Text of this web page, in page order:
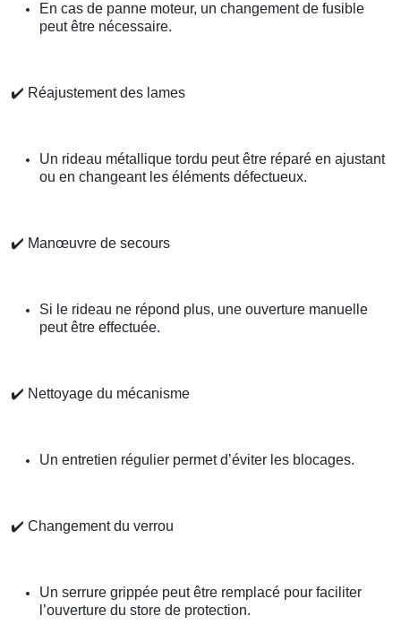
En cas de panne moteur, un changement de fusible
peut être nécessaire.
✔️ Réajustement des lames
Un rideau métallique tordu peut être réparé en ajustant
ou en changeant les éléments défectueux.
✔️ Manœuvre de secours
Si le rideau ne répond plus, une ouverture manuelle
peut être effectuée.
✔️ Nettoyage du mécanisme
Un entretien régulier permet d’éviter les blocages.
✔️ Changement du verrou
Un serrure grippée peut être remplacé pour faciliter
l’ouverture du store de protection.